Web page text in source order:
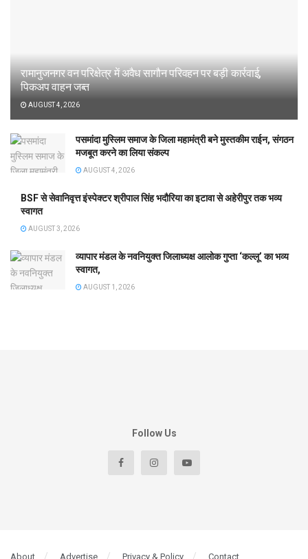
रामानुजनगर वन परिक्षेत्र में अवैध सागौन परिवहन पर बड़ी कार्रवाई,
पिकअप वाहन जब्त
AUGUST 4, 2026
पसमांदा मुस्लिम समाज के जिला महामंत्री बने मुस्तकीम राईन, संगठन
मजबूत करने का लिया संकल्प
AUGUST 4, 2026
BSF से सेवानिवृत्त इंस्पेक्टर श्रीपाल सिंह भदौरिया का इटावा से अहेरीपुर तक भव्य
स्वागत
AUGUST 3, 2026
व्यापार मंडल के नवनियुक्त जिलाध्यक्ष आलोक गुप्ता ‘कल्लू’ का भव्य
स्वागत,
AUGUST 1, 2026
Follow Us
About Advertise Privacy & Policy Contact